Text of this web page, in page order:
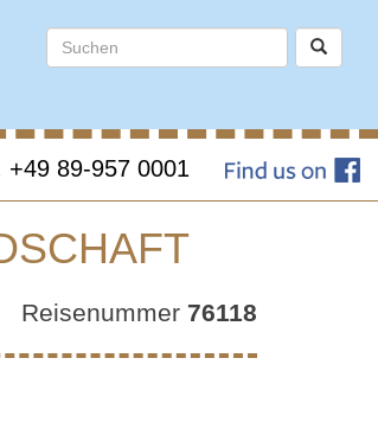
+49 89-957 0001
Reisenummer 76118